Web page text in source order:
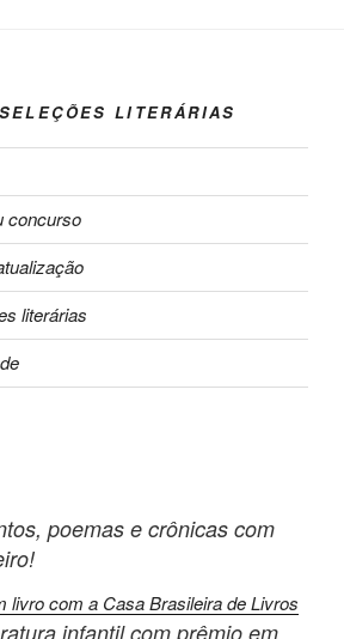
LITERÁRIAS
concurso
literárias
poemas e crônicas com
infantil com prêmio em